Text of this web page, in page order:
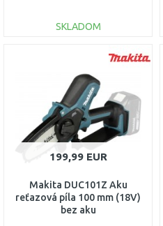
SKLADOM
DO KOŠÍKA
Porovnať
199,99 EUR
Makita DUC101Z Aku
reťazová píla 100 mm (18V)
bez aku